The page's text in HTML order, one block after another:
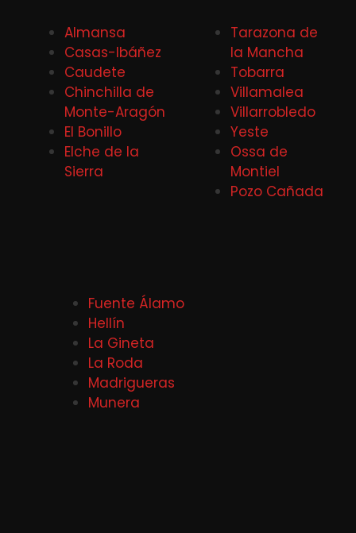
Almansa
Casas-Ibáñez
Caudete
Chinchilla de
Monte-Aragón
El Bonillo
Elche de la
Sierra
Tarazona de
la Mancha
Tobarra
Villamalea
Villarrobledo
Yeste
Ossa de
Montiel
Pozo Cañada
Fuente Álamo
Hellín
La Gineta
La Roda
Madrigueras
Munera